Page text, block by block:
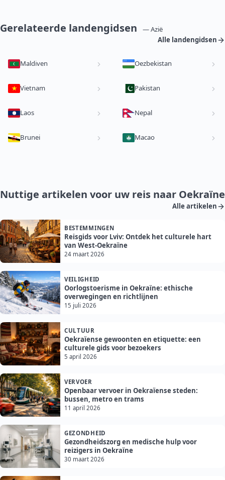
Gerelateerde landengidsen
— Azië
Alle landengidsen
Maldiven Oezbekistan
Vietnam Pakistan
Laos Nepal
Brunei Macao
Nuttige artikelen voor uw reis naar Oekraïne
Alle artikelen
BESTEMMINGEN
Reisgids voor Lviv: Ontdek het culturele hart
van West-Oekraïne
24 maart 2026
VEILIGHEID
Oorlogstoerisme in Oekraïne: ethische
overwegingen en richtlijnen
15 juli 2026
CULTUUR
Oekraïense gewoonten en etiquette: een
culturele gids voor bezoekers
5 april 2026
VERVOER
Openbaar vervoer in Oekraïense steden:
bussen, metro en trams
11 april 2026
GEZONDHEID
Gezondheidszorg en medische hulp voor
reizigers in Oekraïne
30 maart 2026